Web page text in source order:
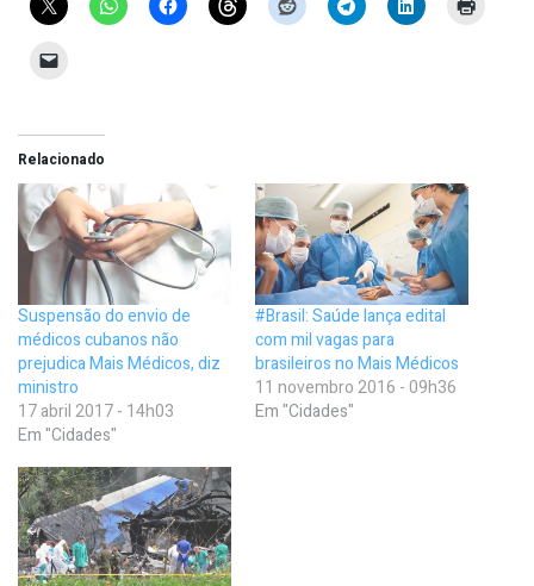
Relacionado
Suspensão do envio de
médicos cubanos não
prejudica Mais Médicos, diz
ministro
17 abril 2017 - 14h03
Em "Cidades"
#Brasil: Saúde lança edital
com mil vagas para
brasileiros no Mais Médicos
11 novembro 2016 - 09h36
Em "Cidades"